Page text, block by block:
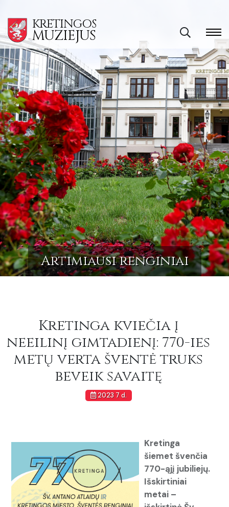
KRETINGOS
MUZIEJUS
Artimiausi renginiai
Kretinga kviečia į
neeilinį gimtadienį: 770-ies
metų verta šventė truks
beveik savaitę
2023 7 d.
Kretinga
šiemet švenčia
770-ąjį jubiliejų.
Išskirtiniai
metai –